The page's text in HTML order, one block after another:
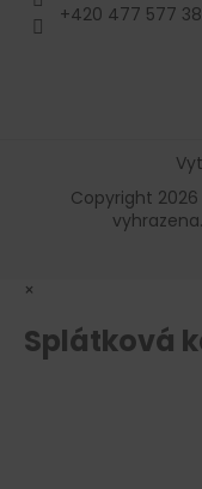
+420 477 577
Copyright 2026
vyhrazena.
×
Splátková